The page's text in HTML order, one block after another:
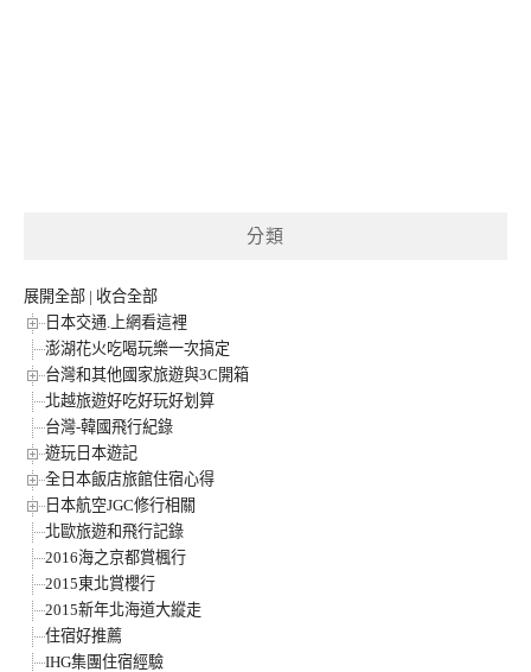
分類
展開全部 | 收合全部
日本交通.上網看這裡
澎湖花火吃喝玩樂一次搞定
台灣和其他國家旅遊與3C開箱
北越旅遊好吃好玩好划算
台灣-韓國飛行紀錄
遊玩日本遊記
全日本飯店旅館住宿心得
日本航空JGC修行相關
北歐旅遊和飛行記錄
2016海之京都賞楓行
2015東北賞櫻行
2015新年北海道大縱走
住宿好推薦
IHG集團住宿經驗